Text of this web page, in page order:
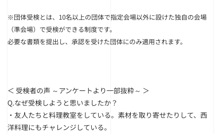
※団体受検とは、10名以上の団体で指定会場以外に設けた独自の会場
（準会場）で受検ができる制度です。
必要な書類を提出し、承認を受けた団体にのみ適用されます。
＜ 受検者の声 ～アンケートより一部抜粋～ ＞
Q.なぜ受検しようと思いましたか？
・友人たちと料理教室をしている。素材を取り寄せたりして、西
洋料理にもチャレンジしている。